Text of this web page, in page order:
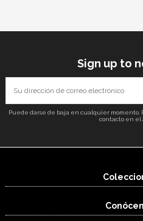
Sign up to
Puede darse de baja en cualquier
contacto en el